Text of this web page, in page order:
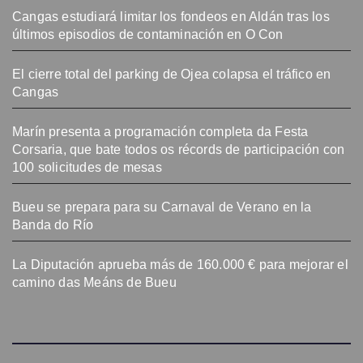
Cangas estudiará limitar los fondeos en Aldán tras los
últimos episodios de contaminación en O Con
El cierre total del parking de Ojea colapsa el tráfico en
Cangas
Marín presenta a programación completa da Festa
Corsaria, que bate todos os récords de participación con
100 solicitudes de mesas
Bueu se prepara para su Carnaval de Verano en la
Banda do Río
La Diputación aprueba más de 160.000 € para mejorar el
camino das Meáns de Bueu